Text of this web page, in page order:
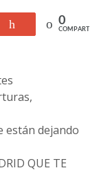
0
COMPARTIR
,
están dejando
QUE TE